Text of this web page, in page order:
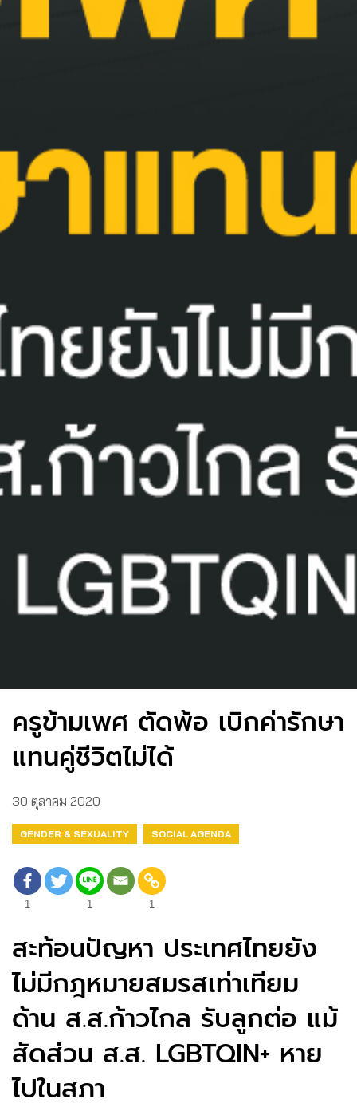
ครูข้ามเพศ ตัดพ้อ เบิกค่ารักษา
แทนคู่ชีวิตไม่ได้
30 ตุลาคม 2020
GENDER & SEXUALITY SOCIAL AGENDA
1 1 1
สะท้อนปัญหา ประเทศไทยยัง
ไม่มีกฎหมายสมรสเท่าเทียม
ด้าน ส.ส.ก้าวไกล รับลูกต่อ แม้
สัดส่วน ส.ส. LGBTQIN+ หาย
ไปในสภา